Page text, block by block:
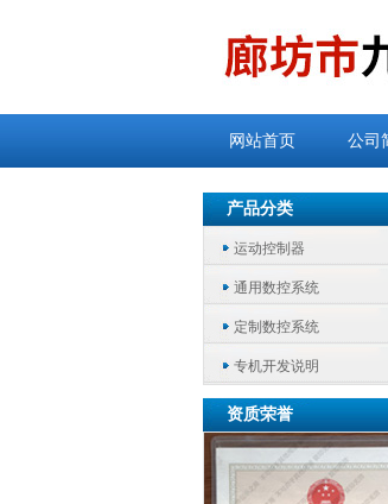
网站首页 公司
产品分类
运动控制器
通用数控系统
定制数控系统
专机开发说明
资质荣誉